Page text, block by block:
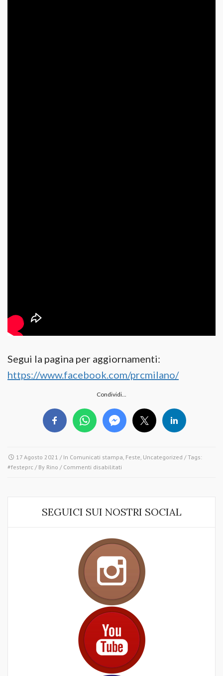
Segui la pagina per aggiornamenti:
https://www.facebook.com/prcmilano/
Condividi...
17 Agosto 2021 / In Comunicati stampa, Feste, Uncategorized / Tags:
#festeprc / By Rino / Commenti disabilitati
FESTA
DI
MILANO!
SEGUICI SUI NOSTRI SOCIAL